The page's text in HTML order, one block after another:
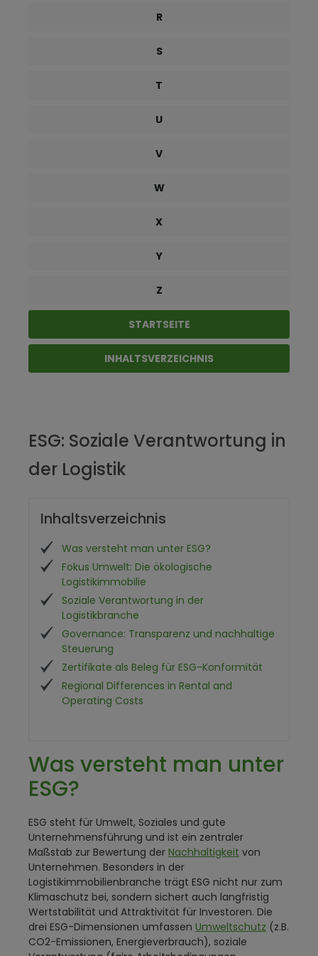
R
S
T
U
V
W
X
Y
Z
STARTSEITE
INHALTSVERZEICHNIS
ESG: Soziale Verantwortung in
der Logistik
Inhaltsverzeichnis
Was versteht man unter ESG?
Fokus Umwelt: Die ökologische
Logistikimmobilie
Soziale Verantwortung in der
Logistikbranche
Governance: Transparenz und nachhaltige
Steuerung
Zertifikate als Beleg für ESG-Konformität
Regional Differences in Rental and
Operating Costs
Was versteht man unter
ESG?
ESG steht für Umwelt, Soziales und gute
Unternehmensführung und ist ein zentraler
Maßstab zur Bewertung der Nachhaltigkeit von
Unternehmen. Besonders in der
Logistikimmobilienbranche trägt ESG nicht nur zum
Klimaschutz bei, sondern sichert auch langfristig
Wertstabilität und Attraktivität für Investoren. Die
drei ESG-Dimensionen umfassen Umweltschutz (z.B.
CO2-Emissionen, Energieverbrauch), soziale